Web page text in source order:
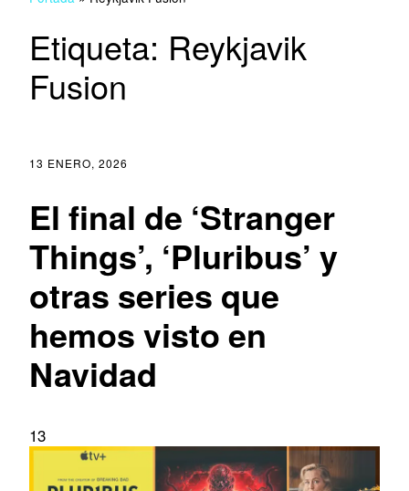
Etiqueta: Reykjavik
Fusion
13 ENERO, 2026
El final de ‘Stranger
Things’, ‘Pluribus’ y
otras series que
hemos visto en
Navidad
13